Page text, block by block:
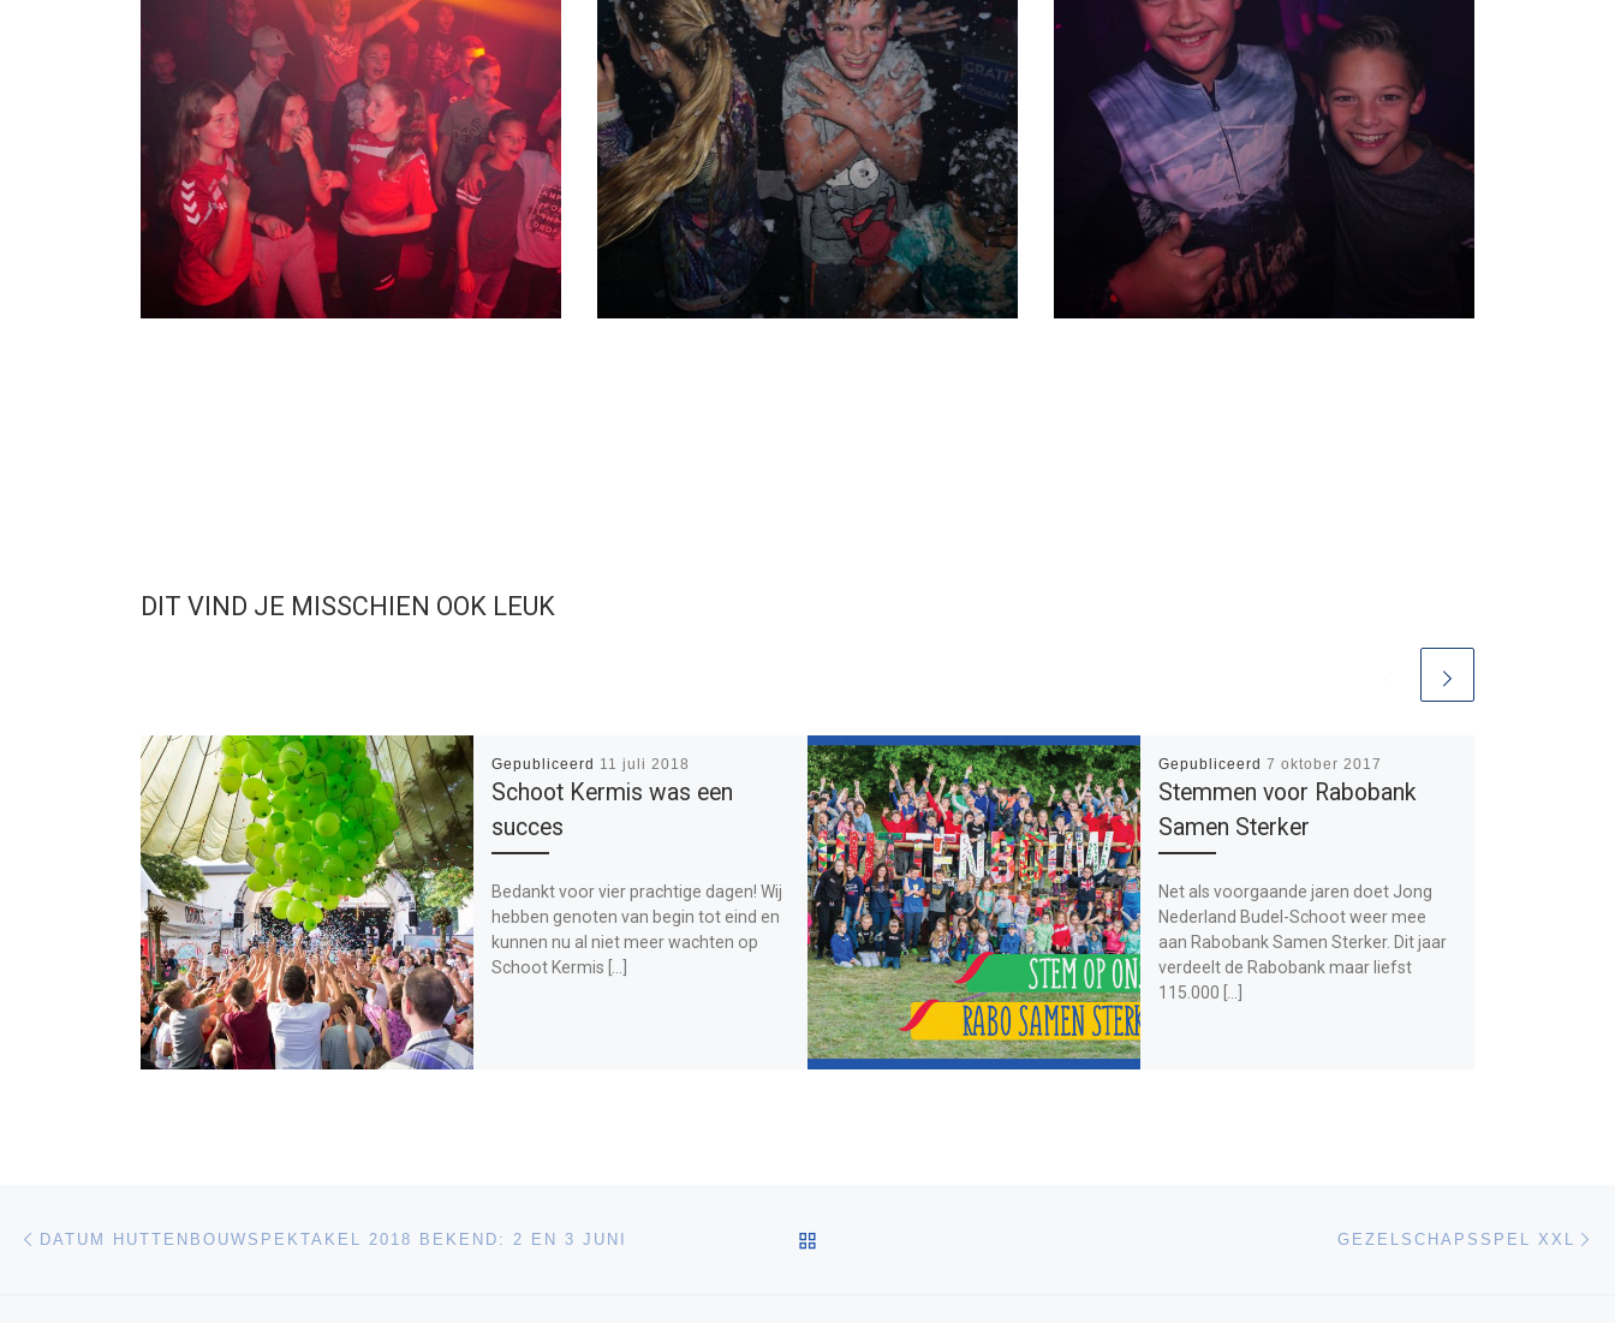
DIT VIND JE MISSCHIEN OOK LEUK
Gepubliceerd 11 juli 2018
Schoot Kermis was een
succes
Bedankt voor vier prachtige dagen! Wij
hebben genoten van begin tot eind en
kunnen nu al niet meer wachten op
Schoot Kermis […]
Gepubliceerd 7 oktober 2017
Stemmen voor Rabobank
Samen Sterker
Net als voorgaande jaren doet Jong
Nederland Budel-Schoot weer mee
aan Rabobank Samen Sterker. Dit jaar
verdeelt de Rabobank maar liefst
115.000 […]
Bericht navigatie
DATUM HUTTENBOUWSPEKTAKEL 2018 BEKEND: 2 EN 3 JUNI GEZELSCHAPSSPEL XXL